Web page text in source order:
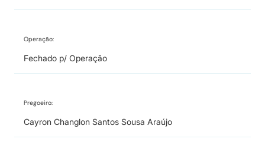
Operação:
Fechado p/ Operação
Pregoeiro:
Cayron Changlon Santos Sousa Araújo